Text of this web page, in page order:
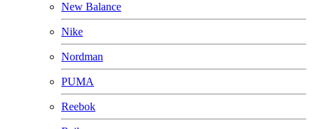
New Balance
Nike
Nordman
PUMA
Reebok